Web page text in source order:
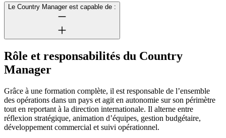
Le Country Manager est capable de :
Rôle et responsabilités du Country
Manager
Grâce à une formation complète, il est responsable de l’ensemble
des opérations dans un pays et agit en autonomie sur son périmètre
tout en reportant à la direction internationale. Il alterne entre
réflexion stratégique, animation d’équipes, gestion budgétaire,
développement commercial et suivi opérationnel.